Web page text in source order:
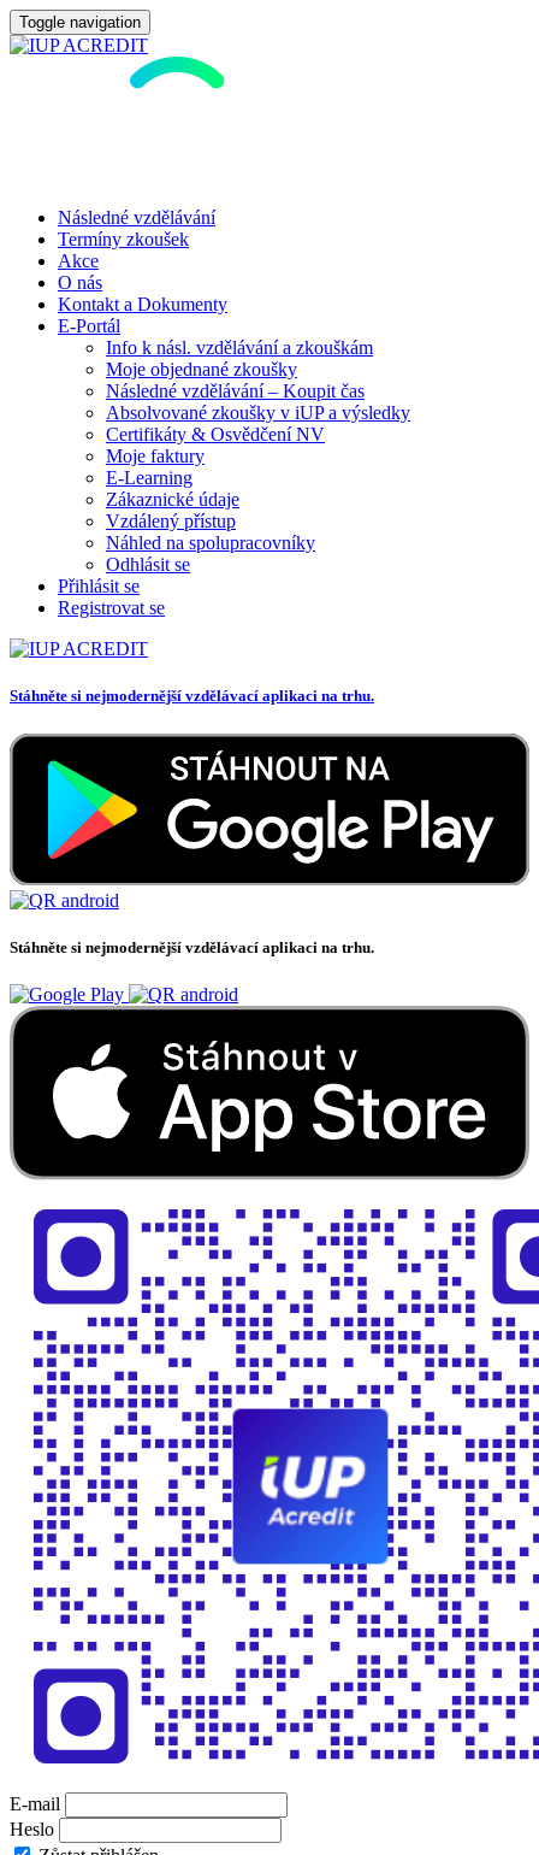
Toggle navigation
Následné vzdělávání
Termíny zkoušek
Akce
O nás
Kontakt a Dokumenty
E-Portál
Info k násl. vzdělávání a zkouškám
Moje objednané zkoušky
Následné vzdělávání – Koupit čas
Absolvované zkoušky v iUP a výsledky
Certifikáty & Osvědčení NV
Moje faktury
E-Learning
Zákaznické údaje
Vzdálený přístup
Náhled na spolupracovníky
Odhlásit se
Přihlásit se
Registrovat se
Stáhněte si nejmodernější vzdělávací aplikaci na trhu.
Stáhněte si nejmodernější vzdělávací aplikaci na trhu.
E-mail
Heslo